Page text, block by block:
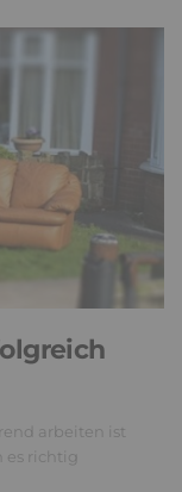
arbeiten ist
es richtig